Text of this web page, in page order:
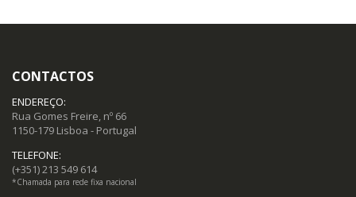
CONTACTOS
ENDEREÇO:
Rua Gomes Freire, nº 66
1150-179 Lisboa - Portugal
TELEFONE:
(+351) 213 549 614
*Chamada para rede fixa nacional